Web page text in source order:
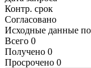
Контр. срок
Согласовано
Исходные данные
Всего 0
Получено 0
Просрочено 0